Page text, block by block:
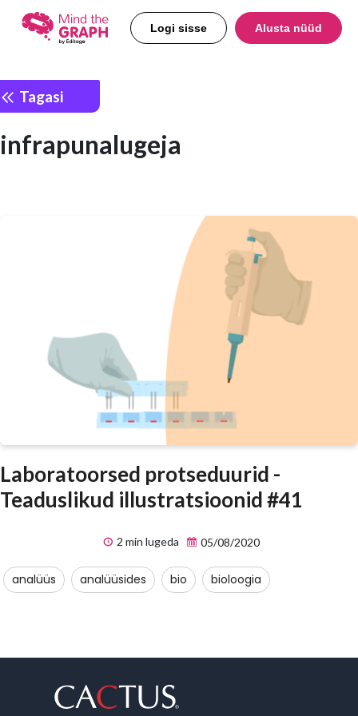
Logi sisse Alusta nüüd
Tagasi
infrapunalugeja
Laboratoorsed protseduurid -
Teaduslikud illustratsioonid #41
2 min lugeda 05/08/2020
analüüs analüüsides bio bioloogia